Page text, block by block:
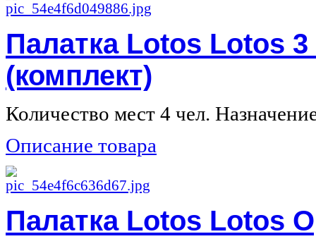
Палатка Lotos Lotos
(комплект)
Количество мест 4 чел.
Описание товара
Палатка Lotos Lotos